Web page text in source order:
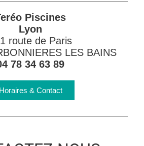
Piscines
Lyon
route de Paris
LES BAINS
78 34 63 89
Horaires & Contact